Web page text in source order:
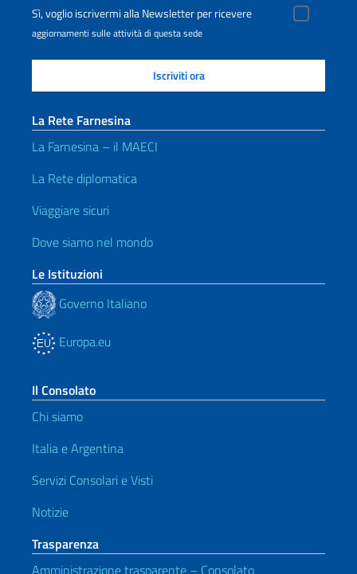
Sì, voglio iscrivermi alla Newsletter per ricevere
aggiornamenti sulle attività di questa sede
La Rete Farnesina
La Farnesina – il MAECI
La Rete diplomatica
Viaggiare sicuri
Dove siamo nel mondo
Le Istituzioni
Governo Italiano
Europa.eu
Il Consolato
Chi siamo
Italia e Argentina
Servizi Consolari e Visti
Notizie
Trasparenza
Amministrazione trasparente – Consolato